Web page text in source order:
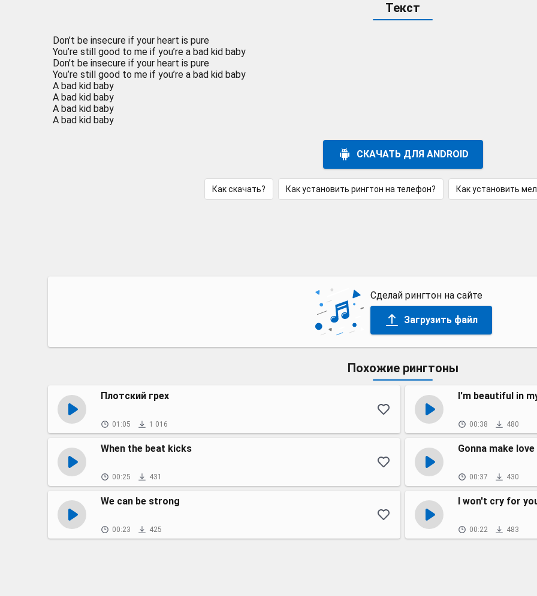
Текст
Don’t be insecure if your heart is pure
You’re still good to me if you’re a bad kid baby
Don’t be insecure if your heart is pure
You’re still good to me if you’re a bad kid baby
A bad kid baby
A bad kid baby
A bad kid baby
A bad kid baby
СКАЧАТЬ ДЛЯ ANDROID
Как скачать? Как установить рингтон на телефон? Как установить
Сделай рингтон на сайте
Загрузить файл
Похожие рингтоны
Плотский грех
01:05 1 016
I'm beautiful in
00:38 480
When the beat kicks
00:25 431
Gonna make love
00:37 430
We can be strong
00:23 425
I won't cry for
00:22 483